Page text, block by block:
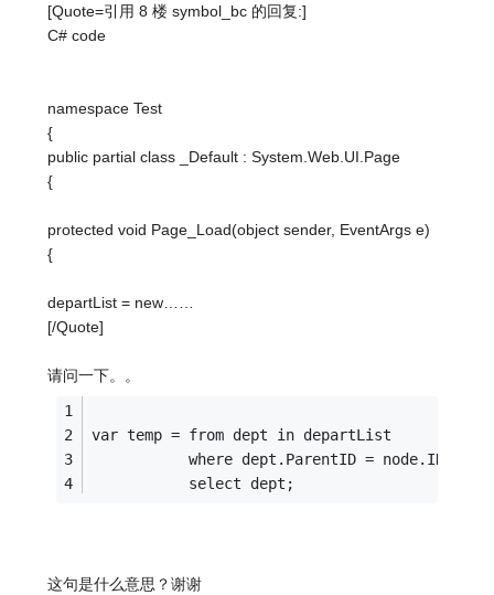
[Quote=引用 8 楼 symbol_bc 的回复:]
C# code
namespace Test
{
public partial class _Default : System.Web.UI.Page
{
protected void Page_Load(object sender, EventArgs e)
{
departList = new……
[/Quote]
请问一下。。
var temp = from dept in departList
           where dept.ParentID = node.ID
           select dept;
这句是什么意思？谢谢